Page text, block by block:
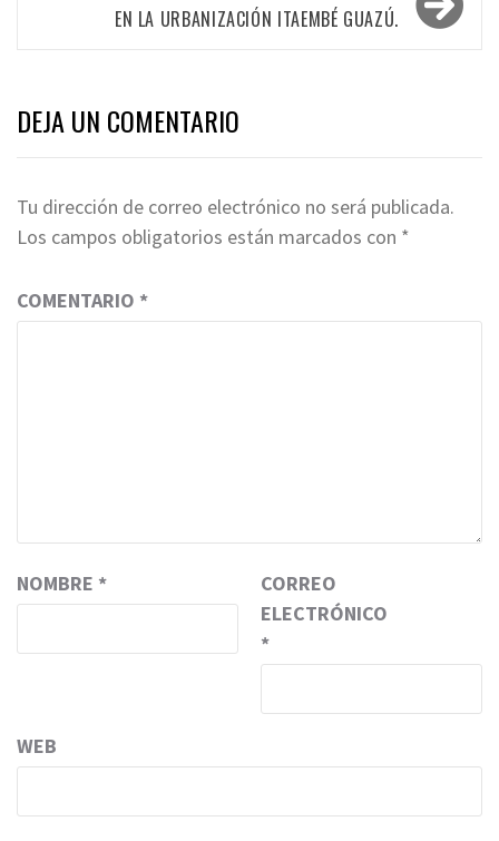
EN LA URBANIZACIÓN ITAEMBÉ GUAZÚ.
DEJA UN COMENTARIO
Tu dirección de correo electrónico no será publicada.
Los campos obligatorios están marcados con *
COMENTARIO *
NOMBRE *
CORREO
ELECTRÓNICO
*
WEB